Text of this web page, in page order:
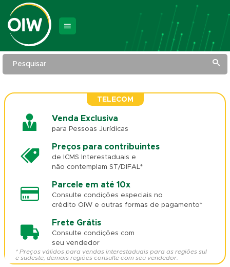
Pesquisar
TELECOM
Venda Exclusiva
para Pessoas Jurídicas
Preços para contribuintes
de ICMS Interestaduais e
não contemplam ST/DIFAL*
Parcele em até 10x
Consulte condições especiais no
crédito OIW e outras formas de pagamento*
Frete Grátis
Consulte condições com
seu vendedor
* Preços válidos para vendas interestaduais para as regiões sul
e sudeste, demais regiões consulte com seu vendedor.